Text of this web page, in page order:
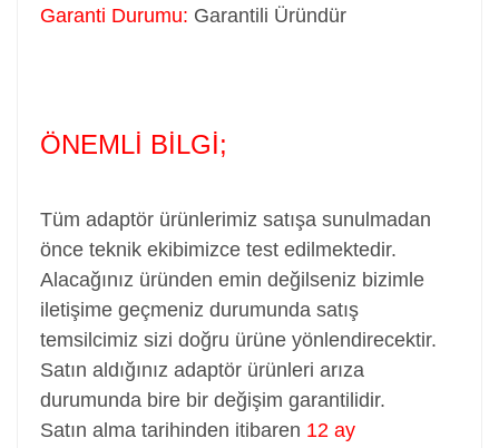
Garanti Durumu: Garantili Üründür
ÖNEMLİ BİLGİ;
Tüm adaptör ürünlerimiz satışa sunulmadan
önce teknik ekibimizce test edilmektedir.
Alacağınız üründen emin değilseniz bizimle
iletişime geçmeniz durumunda satış
temsilcimiz sizi doğru ürüne yönlendirecektir.
Satın aldığınız adaptör ürünleri arıza
durumunda bire bir değişim garantilidir.
Satın alma tarihinden itibaren 12 ay